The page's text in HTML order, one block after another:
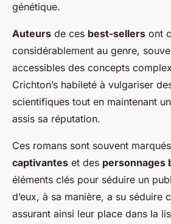
génétique.
Auteurs de ces best-sellers ont
considérablement au genre,
accessibles des concepts
Crichton’s habileté à vulgariser
scientifiques tout en maintenant
assis sa réputation.
Ces romans sont souvent
captivantes et des personnages
éléments clés pour séduire un
d’eux, à sa manière, a su séduire
assurant ainsi leur place dans la